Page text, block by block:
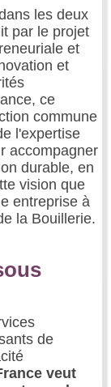
les deux
par le projet
et
et
ce
commune
l'expertise
accompagner
durable, en
vision que
entreprise à
la Bouillerie.
de
veut